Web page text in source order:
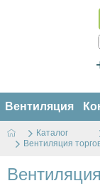
Вентиляция
Каталог
Вентиляция